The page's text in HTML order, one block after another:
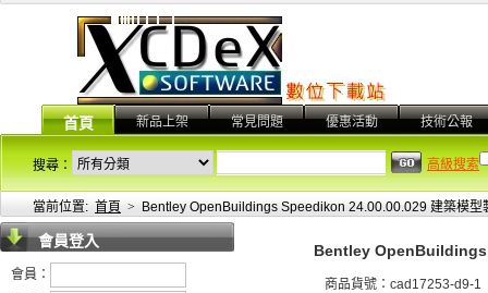
首頁 新品上架 常見問題 優惠活動 技術公報
搜尋： 高級搜索
當前位置: 首頁 > Bentley OpenBuildings Speedikon 24.00.00.029 建築模型
會員登入
會員：
Bentley OpenBuildings
商品貨號：cad17253-d9-1